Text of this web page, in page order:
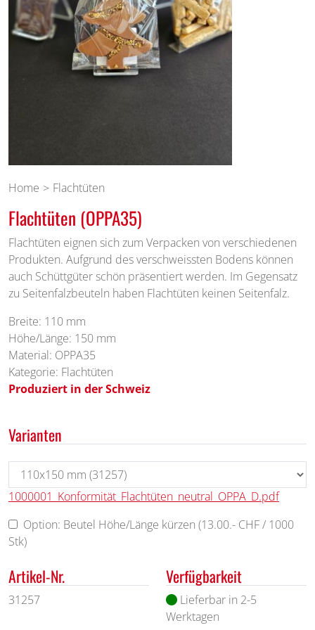
Home Flachtüten
Flachtüten (OPPA35)
Flachtüten eignen sich zum Verpacken von verschiedenen
Produkten. Aufgrund des verschweissten Bodens können
auch Schüttgüter schön präsentiert werden. Im Gegensatz
zu Seitenfalzbeuteln haben Flachtüten keinen Seitenfalz.
Breite: 110 mm
Höhe/Länge: 150 mm
Material: OPPA35
Kategorie: Flachtüten
Produziert in der Schweiz
Varianten
1000001_Konformität_Flachtüten_neutral_OPPA_D.pdf
Option: Beutel Höhe/Länge kürzen (13.00.- CHF / 1000
Stk)
Artikel-Nr.
31257
Verfügbarkeit
Lieferbar in 2-5
Werktagen